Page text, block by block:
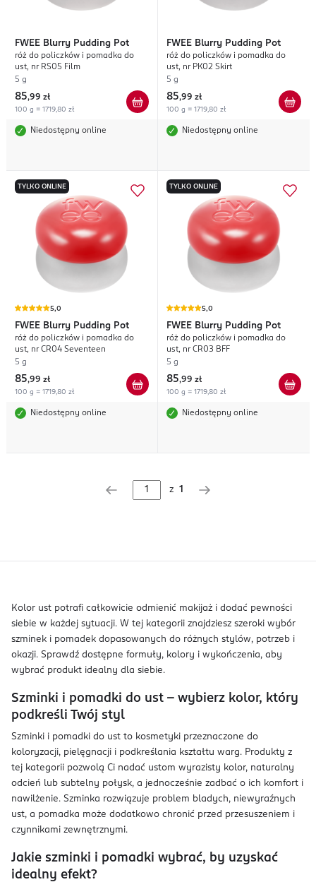
FWEE Blurry Pudding Pot
róż do policzków i pomadka do
ust, nr RS05 Film
5 g
85,99 zł
100 g = 1719,80 zł
Niedostępny online
FWEE Blurry Pudding Pot
róż do policzków i pomadka do
ust, nr PK02 Skirt
5 g
85,99 zł
100 g = 1719,80 zł
Niedostępny online
TYLKO ONLINE
5,0
FWEE Blurry Pudding Pot
róż do policzków i pomadka do
ust, nr CR04 Seventeen
5 g
85,99 zł
100 g = 1719,80 zł
Niedostępny online
TYLKO ONLINE
5,0
FWEE Blurry Pudding Pot
róż do policzków i pomadka do
ust, nr CR03 BFF
5 g
85,99 zł
100 g = 1719,80 zł
Niedostępny online
z 1
Kolor ust potrafi całkowicie odmienić makijaż i dodać pewności
siebie w każdej sytuacji. W tej kategorii znajdziesz szeroki wybór
szminek i pomadek dopasowanych do różnych stylów, potrzeb i
okazji. Sprawdź dostępne formuły, kolory i wykończenia, aby
wybrać produkt idealny dla siebie.
Szminki i pomadki do ust – wybierz kolor, który
podkreśli Twój styl
Szminki i pomadki do ust to kosmetyki przeznaczone do
koloryzacji, pielęgnacji i podkreślania kształtu warg. Produkty z
tej kategorii pozwolą Ci nadać ustom wyrazisty kolor, naturalny
odcień lub subtelny połysk, a jednocześnie zadbać o ich komfort i
nawilżenie. Szminka rozwiązuje problem bladych, niewyraźnych
ust, a pomadka może dodatkowo chronić przed przesuszeniem i
czynnikami zewnętrznymi.
Jakie szminki i pomadki wybrać, by uzyskać
idealny efekt?